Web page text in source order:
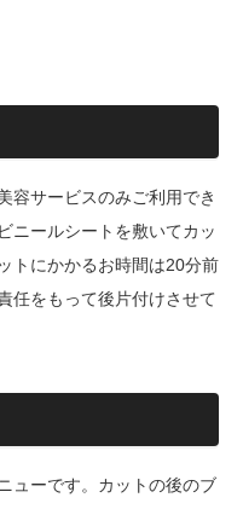
容サービスのみご利用でき
ニールシートを敷いてカッ
トにかかるお時間は20分前
任をもって後片付けさせて
ューです。カットの後のブ